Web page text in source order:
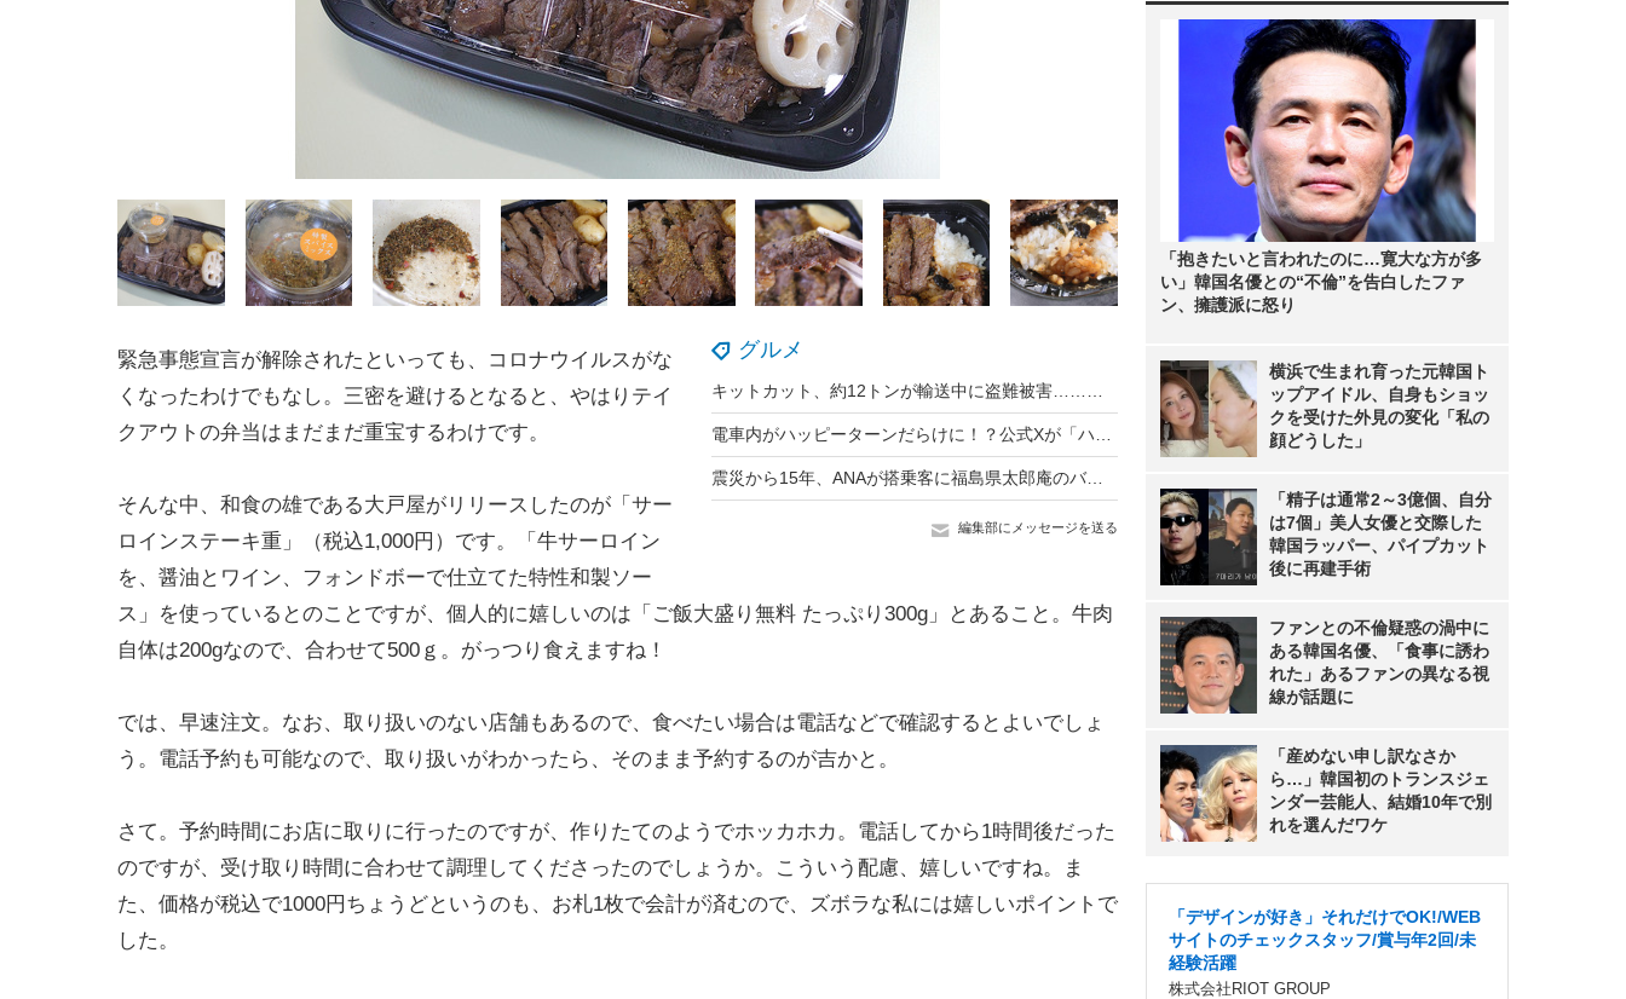
グルメ
震災から15年、ANAが搭乗客に福島県太郎庵のバターサブレを配布
編集部にメッセージを送る
緊急事態宣言が解除されたといっても、コロナウイルスがな
くなったわけでもなし。三密を避けるとなると、やはりテイ
クアウトの弁当はまだまだ重宝するわけです。
そんな中、和食の雄である大戸屋がリリースしたのが「サー
ロインステーキ重」（税込1,000円）です。「牛サーロイン
を、醤油とワイン、フォンドボーで仕立てた特性和製ソー
ス」を使っているとのことですが、個人的に嬉しいのは「ご飯大盛り無料 たっぷり300g」とあること。牛肉
自体は200gなので、合わせて500ｇ。がっつり食えますね！
では、早速注文。なお、取り扱いのない店舗もあるので、食べたい場合は電話などで確認するとよいでしょ
う。電話予約も可能なので、取り扱いがわかったら、そのまま予約するのが吉かと。
さて。予約時間にお店に取りに行ったのですが、作りたてのようでホッカホカ。電話してから1時間後だった
のですが、受け取り時間に合わせて調理してくださったのでしょうか。こういう配慮、嬉しいですね。ま
た、価格が税込で1000円ちょうどというのも、お札1枚で会計が済むので、ズボラな私には嬉しいポイントで
した。
「抱きたいと言われたのに…寛大な方が多
い」韓国名優との“不倫”を告白したファ
ン、擁護派に怒り
横浜で生まれ育った元韓国ト
ップアイドル、自身もショッ
クを受けた外見の変化「私の
顔どうした」
「精子は通常2～3億個、自分
は7個」美人女優と交際した
韓国ラッパー、パイプカット
後に再建手術
ファンとの不倫疑惑の渦中に
ある韓国名優、「食事に誘わ
れた」あるファンの異なる視
線が話題に
「産めない申し訳なさか
ら…」韓国初のトランスジェ
ンダー芸能人、結婚10年で別
れを選んだワケ
「デザインが好き」それだけでOK!/WEB
サイトのチェックスタッフ/賞与年2回/未
経験活躍
株式会社RIOT GROUP